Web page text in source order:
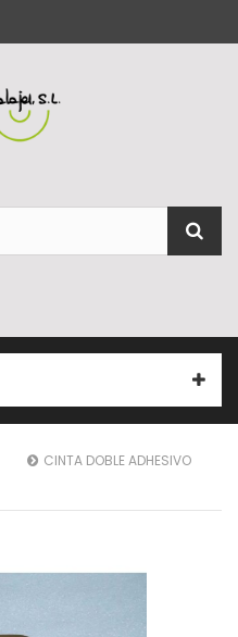
CINTA DOBLE ADHESIVO